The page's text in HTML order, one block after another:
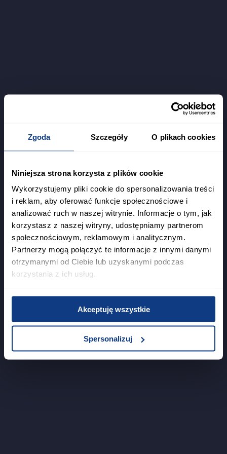
Zgoda Szczegóły O plikach cookies
Niniejsza strona korzysta z plików cookie
Wykorzystujemy pliki cookie do spersonalizowania treści
i reklam, aby oferować funkcje społecznościowe i
analizować ruch w naszej witrynie. Informacje o tym, jak
korzystasz z naszej witryny, udostępniamy partnerom
społecznościowym, reklamowym i analitycznym.
Partnerzy mogą połączyć te informacje z innymi danymi
otrzymanymi od Ciebie lub uzyskanymi podczas
korzystania z ich usług.
Akceptuję wszystkie
Spersonalizuj